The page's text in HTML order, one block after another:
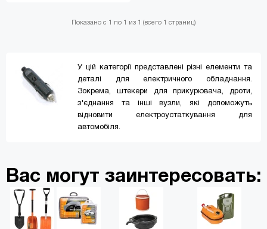
Показано с 1 по 1 из 1 (всего 1 страниц)
У цій категорії представлені різні елементи та
деталі для електричного обладнання.
Зокрема, штекери для прикурювача, дроти,
з'єднання та інші вузли, які допоможуть
відновити електроустаткування для
автомобіля.
Вас могут заинтересовать: